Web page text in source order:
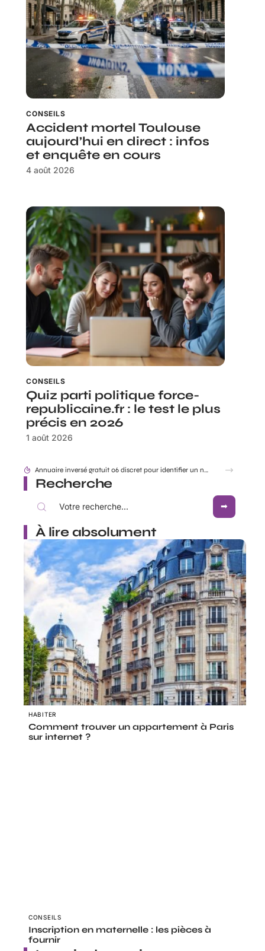
CONSEILS
Accident mortel Toulouse
aujourd’hui en direct : infos
et enquête en cours
4 août 2026
CONSEILS
Quiz parti politique force-
republicaine.fr : le test le plus
précis en 2026
1 août 2026
Annuaire inversé gratuit 06 discret pour identifier un numéro sans être vu
Recherche
À lire absolument
HABITER
Comment trouver un appartement à Paris
sur internet ?
CONSEILS
Inscription en maternelle : les pièces à
fournir